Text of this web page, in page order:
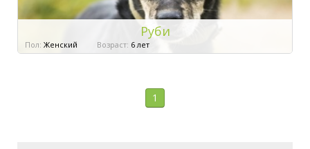
Руби
Пол: Женский Возраст: 6 лет
1